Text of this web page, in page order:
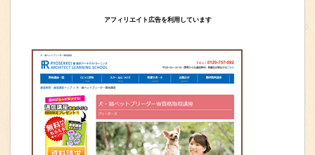
アフィリエイト広告を利用しています